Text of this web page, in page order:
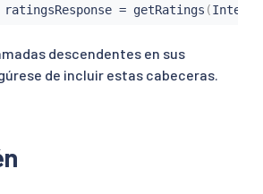
= getRatings (Integer
descendentes en sus
de incluir estas cabeceras.